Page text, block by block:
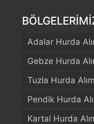
Adalar Hurda
Gebze Hurda
Tuzla Hurda
Pendik Hurda
Kartal Hurda